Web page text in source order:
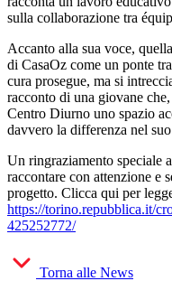
sulla collaborazione tra
Accanto alla sua voce,
di CasaOz come un ponte
cura prosegue, ma si
racconto di una giovane
Centro Diurno uno spazio
davvero la differenza nel
Un ringraziamento speciale
raccontare con attenzione e
progetto. Clicca qui per
https://torino.repubblica.it/
425252772/
Torna alle News